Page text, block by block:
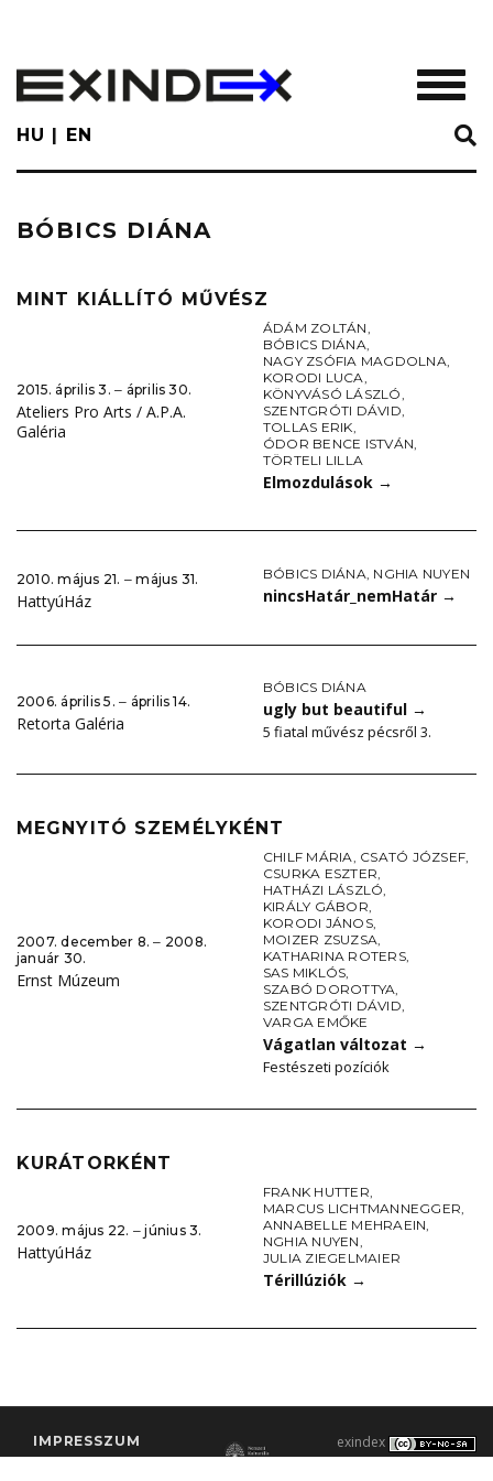
main
content
HU EN
BÓBICS DIÁNA
MINT KIÁLLÍTÓ MŰVÉSZ
2015. április 3. ‒ április 30.
Ateliers Pro Arts / A.P.A.
Galéria
ÁDÁM ZOLTÁN,
BÓBICS DIÁNA,
NAGY ZSÓFIA MAGDOLNA,
KORODI LUCA,
KÖNYVÁSÓ LÁSZLÓ,
SZENTGRÓTI DÁVID,
TOLLAS ERIK,
ÓDOR BENCE ISTVÁN,
TÖRTELI LILLA
Elmozdulások →
2010. május 21. ‒ május 31.
HattyúHáz
BÓBICS DIÁNA, NGHIA NUYEN
nincsHatár_nemHatár →
2006. április 5. ‒ április 14.
Retorta Galéria
BÓBICS DIÁNA
ugly but beautiful →
5 fiatal művész pécsről 3.
MEGNYITÓ SZEMÉLYKÉNT
2007. december 8. ‒ 2008.
január 30.
Ernst Múzeum
CHILF MÁRIA, CSATÓ JÓZSEF,
CSURKA ESZTER,
HATHÁZI LÁSZLÓ,
KIRÁLY GÁBOR,
KORODI JÁNOS,
MOIZER ZSUZSA,
KATHARINA ROTERS,
SAS MIKLÓS,
SZABÓ DOROTTYA,
SZENTGRÓTI DÁVID,
VARGA EMŐKE
Vágatlan változat →
Festészeti pozíciók
KURÁTORKÉNT
2009. május 22. ‒ június 3.
HattyúHáz
FRANK HUTTER,
MARCUS LICHTMANNEGGER,
ANNABELLE MEHRAEIN,
NGHIA NUYEN,
JULIA ZIEGELMAIER
Térillúziók →
IMPRESSZUM
exindex